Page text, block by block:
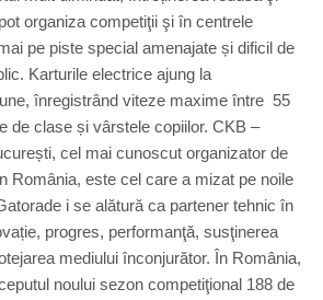
organiza competiţii şi în centrele
pe piste special amenajate și dificil de
Karturile electrice ajung la
înregistrând viteze maxime între 55
de clase și vârstele copiilor. CKB –
cel mai cunoscut organizator de
România, este cel care a mizat pe noile
i se alătură ca partener tehnic în
progres, performanţă, susţinerea
mediului înconjurător. În România,
noului sezon competiţional 188 de